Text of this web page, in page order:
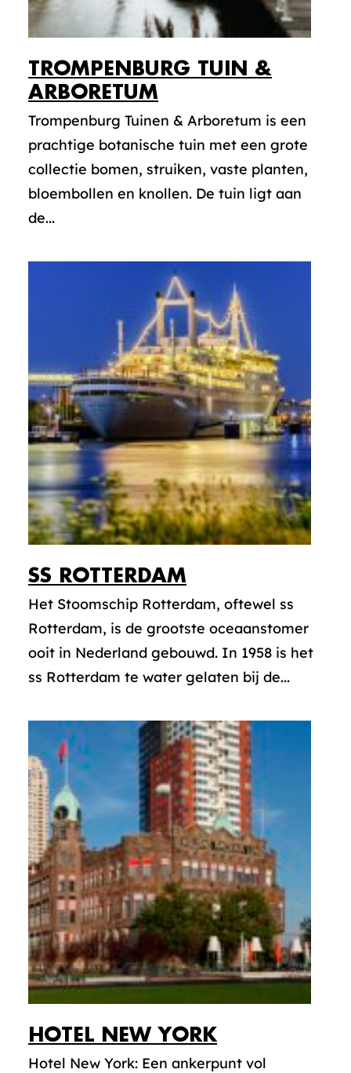
TROMPENBURG TUIN &
ARBORETUM
Trompenburg Tuinen & Arboretum is een
prachtige botanische tuin met een grote
collectie bomen, struiken, vaste planten,
bloembollen en knollen. De tuin ligt aan
de...
SS ROTTERDAM
Het Stoomschip Rotterdam, oftewel ss
Rotterdam, is de grootste oceaanstomer
ooit in Nederland gebouwd. In 1958 is het
ss Rotterdam te water gelaten bij de...
HOTEL NEW YORK
Hotel New York: Een ankerpunt vol